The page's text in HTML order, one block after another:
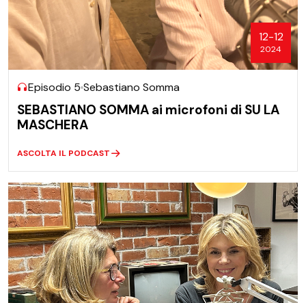
12-12
2024
Episodio 5 Sebastiano Somma
SEBASTIANO SOMMA ai microfoni di SU LA
MASCHERA
ASCOLTA IL PODCAST